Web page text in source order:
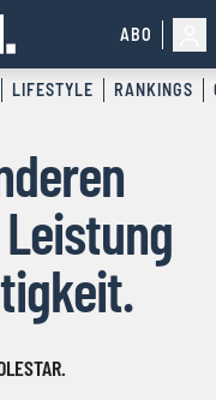
ABO
LIFESTYLE RANKINGS